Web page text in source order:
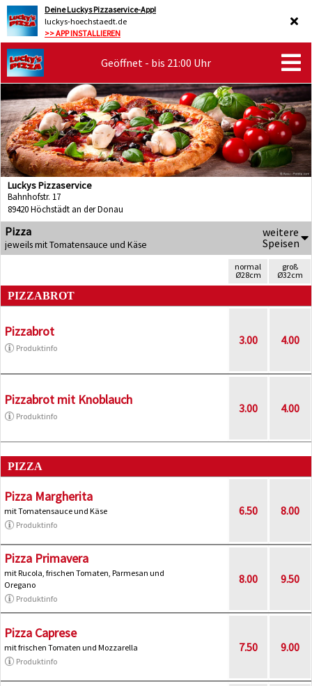
Deine Luckys Pizzaservice-App!
luckys-hoechstaedt.de
>> APP INSTALLIEREN
Geöffnet - bis 21:00 Uhr
Luckys Pizzaservice
Bahnhofstr. 17
89420 Höchstädt an der Donau
Pizza
jeweils mit Tomatensauce und Käse
weitere
Speisen
normal
Ø28cm
groß
Ø32cm
PIZZABROT
Pizzabrot
Produktinfo
3.00 4.00
Pizzabrot mit Knoblauch
Produktinfo
3.00 4.00
PIZZA
Pizza Margherita
mit Tomatensauce und Käse
Produktinfo
6.50 8.00
Pizza Primavera
mit Rucola, frischen Tomaten, Parmesan und
Oregano
Produktinfo
8.00 9.50
Pizza Caprese
mit frischen Tomaten und Mozzarella
Produktinfo
7.50 9.00